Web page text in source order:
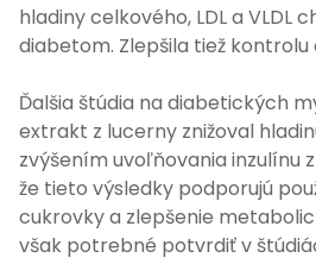
hladiny celkového, LDL a VLDL
diabetom. Zlepšila tiež kontrolu
Ďalšia štúdia na diabetických
extrakt z lucerny znižoval
zvýšením uvoľňovania inzulínu
že tieto výsledky podporujú
cukrovky a zlepšenie
však potrebné potvrdiť v